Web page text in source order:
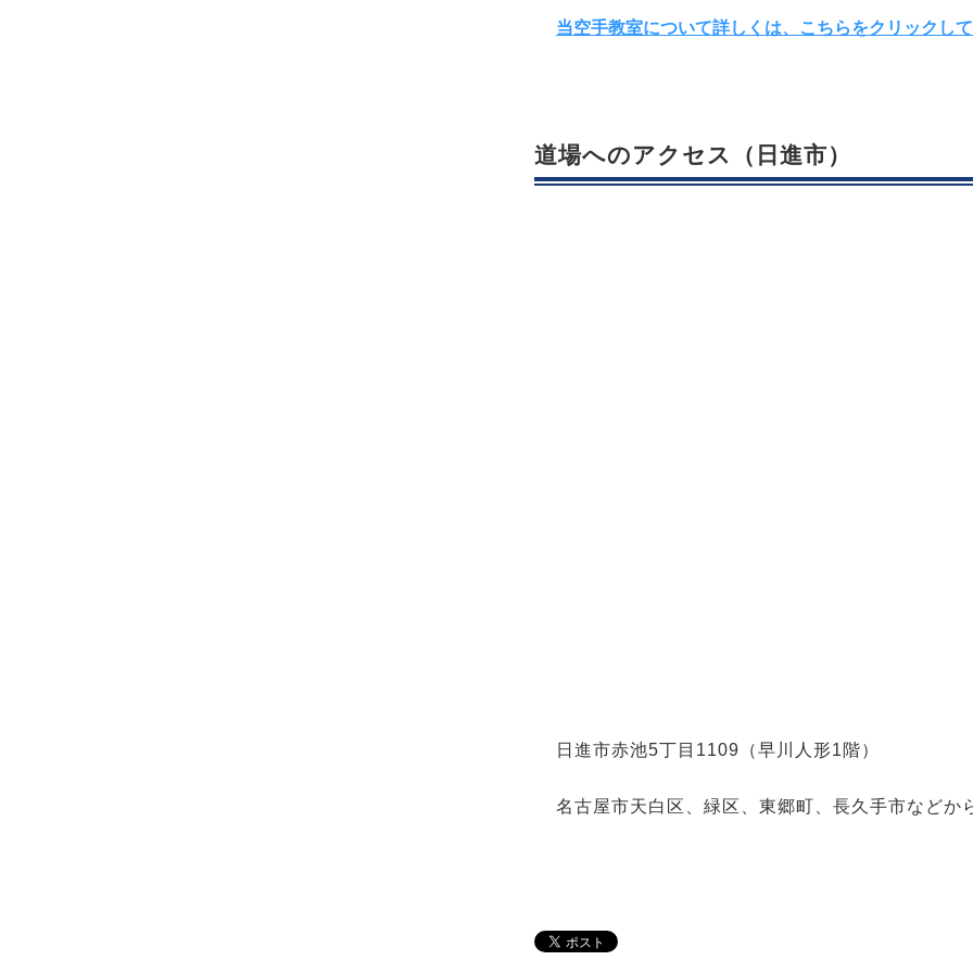
当空手教室について詳しくは、こちらをクリックし
道場へのアクセス（日進市）
日進市赤池5丁目1109（早川人形1階）
名古屋市天白区、緑区、東郷町、長久手市などか